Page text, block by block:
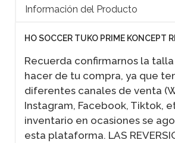
Información del Producto
HO SOCCER TUKO PRIME KONCEPT
Recuerda confirmarnos la
hacer de tu compra, ya que
diferentes canales de venta
Instagram, Facebook, Tiktok,
inventario en ocasiones se
esta plataforma. LAS